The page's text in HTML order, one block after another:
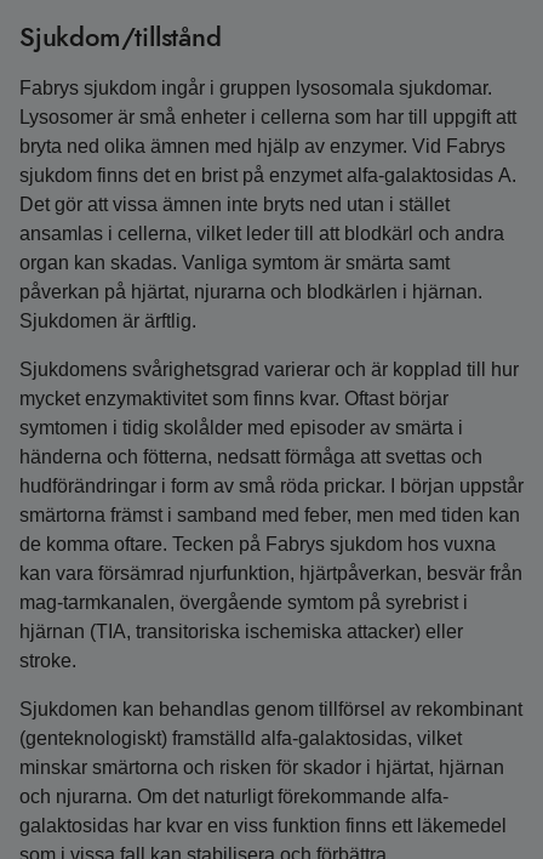
Sjukdom/tillstånd
Fabrys sjukdom ingår i gruppen lysosomala sjukdomar.
Lysosomer är små enheter i cellerna som har till uppgift att
bryta ned olika ämnen med hjälp av enzymer. Vid Fabrys
sjukdom finns det en brist på enzymet alfa-galaktosidas A.
Det gör att vissa ämnen inte bryts ned utan i stället
ansamlas i cellerna, vilket leder till att blodkärl och andra
organ kan skadas. Vanliga symtom är smärta samt
påverkan på hjärtat, njurarna och blodkärlen i hjärnan.
Sjukdomen är ärftlig.
Sjukdomens svårighetsgrad varierar och är kopplad till hur
mycket enzymaktivitet som finns kvar. Oftast börjar
symtomen i tidig skolålder med episoder av smärta i
händerna och fötterna, nedsatt förmåga att svettas och
hudförändringar i form av små röda prickar. I början uppstår
smärtorna främst i samband med feber, men med tiden kan
de komma oftare. Tecken på Fabrys sjukdom hos vuxna
kan vara försämrad njurfunktion, hjärtpåverkan, besvär från
mag-tarmkanalen, övergående symtom på syrebrist i
hjärnan (TIA, transitoriska ischemiska attacker) eller
stroke.
Sjukdomen kan behandlas genom tillförsel av rekombinant
(genteknologiskt) framställd alfa-galaktosidas, vilket
minskar smärtorna och risken för skador i hjärtat, hjärnan
och njurarna. Om det naturligt förekommande alfa-
galaktosidas har kvar en viss funktion finns ett läkemedel
som i vissa fall kan stabilisera och förbättra